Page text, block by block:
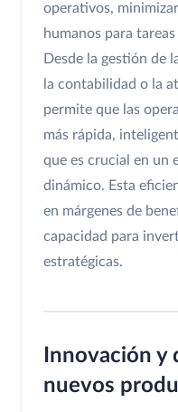
operativos,
humanos para
Desde la gestión de
la contabilidad o la
permite que las
más rápida,
que es crucial en un
dinámico. Esta
en márgenes de
capacidad para
estratégicas.
Innovación y
nuevos